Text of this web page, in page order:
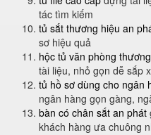
tác tìm kiếm
tủ sắt thương hiệu an
sơ hiệu quả
hộc tủ văn phòng
tài liệu, nhỏ gọn dễ sắp
tủ hồ sơ dùng cho ngân
ngân hàng gọn gàng,
bàn có chân sắt an phát
khách hàng ưa chuông